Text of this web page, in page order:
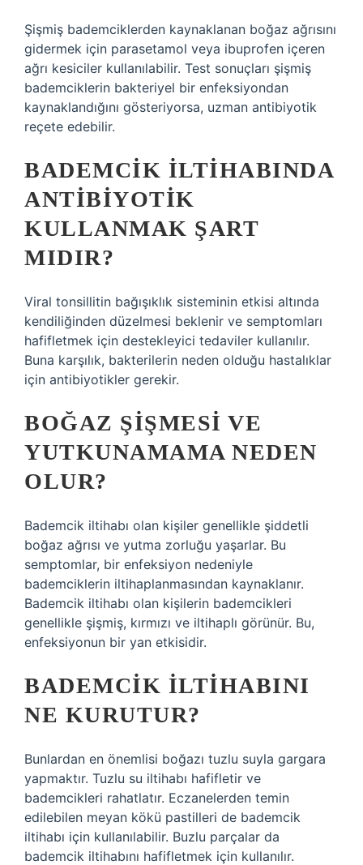
Şişmiş bademciklerden kaynaklanan boğaz ağrısını
gidermek için parasetamol veya ibuprofen içeren
ağrı kesiciler kullanılabilir. Test sonuçları şişmiş
bademciklerin bakteriyel bir enfeksiyondan
kaynaklandığını gösteriyorsa, uzman antibiyotik
reçete edebilir.
BADEMCIK ILTIHABINDA
ANTIBIYOTIK
KULLANMAK ŞART
MIDIR?
Viral tonsillitin bağışıklık sisteminin etkisi altında
kendiliğinden düzelmesi beklenir ve semptomları
hafifletmek için destekleyici tedaviler kullanılır.
Buna karşılık, bakterilerin neden olduğu hastalıklar
için antibiyotikler gerekir.
BOĞAZ ŞIŞMESI VE
YUTKUNAMAMA NEDEN
OLUR?
Bademcik iltihabı olan kişiler genellikle şiddetli
boğaz ağrısı ve yutma zorluğu yaşarlar. Bu
semptomlar, bir enfeksiyon nedeniyle
bademciklerin iltihaplanmasından kaynaklanır.
Bademcik iltihabı olan kişilerin bademcikleri
genellikle şişmiş, kırmızı ve iltihaplı görünür. Bu,
enfeksiyonun bir yan etkisidir.
BADEMCIK ILTIHABINI
NE KURUTUR?
Bunlardan en önemlisi boğazı tuzlu suyla gargara
yapmaktır. Tuzlu su iltihabı hafifletir ve
bademcikleri rahatlatır. Eczanelerden temin
edilebilen meyan kökü pastilleri de bademcik
iltihabı için kullanılabilir. Buzlu parçalar da
bademcik iltihabını hafifletmek için kullanılır.